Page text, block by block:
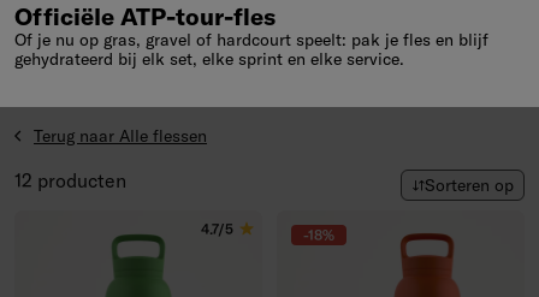
Officiële ATP-tour-fles
Of je nu op gras, gravel of hardcourt speelt: pak je fles en blijf
gehydrateerd bij elk set, elke sprint en elke service.
Terug naar Alle flessen
12 producten Sorteren op
Sorteren op
4.7/5 -18%